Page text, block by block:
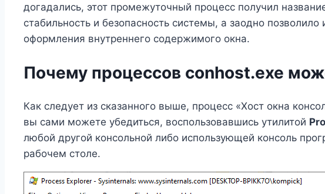
догадались, этот промежуточный процесс получил
стабильность и безопасность системы, а заодно
оформления внутреннего содержимого окна.
Почему процессов conhost.exe
Как следует из сказанного выше, процесс «Хост окна
вы сами можете убедиться, воспользовавшись утилитой
любой другой консольной либо использующей консоль
рабочем столе.